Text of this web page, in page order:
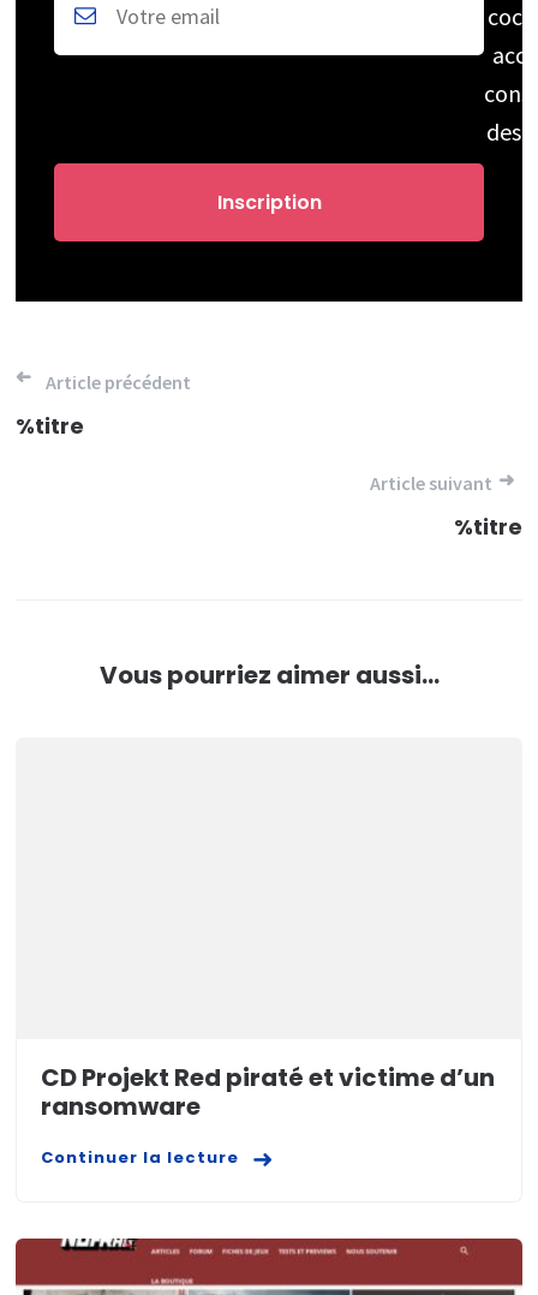
des
Navigation
de
Article précédent
%titre
Article suivant
%titre
Vous pourriez aimer aussi...
CD Projekt Red piraté et victime d’un
ransomware
Continuer la lecture